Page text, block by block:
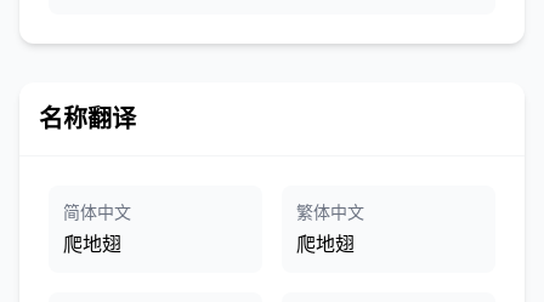
名称翻译
简体中文
爬地翅
繁体中文
爬地翅